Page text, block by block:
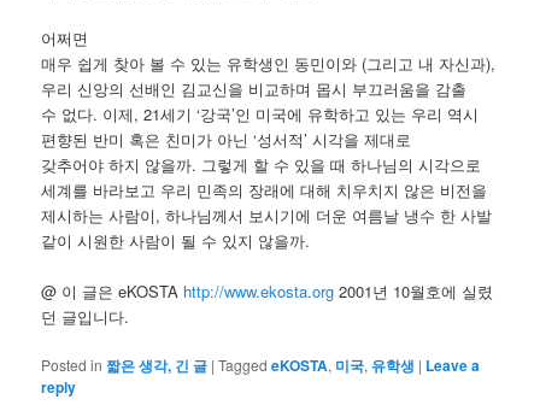
어쩌면
매우 쉽게 찾아 볼 수 있는 유학생인 동민이와 (그리고 내 자신과),
우리 신앙의 선배인 김교신을 비교하며 몹시 부끄러움을 감출
수 없다. 이제, 21세기 ‘강국’인 미국에 유학하고 있는 우리 역시
편향된 반미 혹은 친미가 아닌 ‘성서적’ 시각을 제대로
갖추어야 하지 않을까. 그렇게 할 수 있을 때 하나님의 시각으로
세계를 바라보고 우리 민족의 장래에 대해 치우치지 않은 비전을
제시하는 사람이, 하나님께서 보시기에 더운 여름날 냉수 한 사발
같이 시원한 사람이 될 수 있지 않을까.
@ 이 글은 eKOSTA http://www.ekosta.org 2001년 10월호에 실렸
던 글입니다.
Posted in 짧은 생각, 긴 글 |Tagged eKOSTA, 미국, 유학생 | Leave a
reply